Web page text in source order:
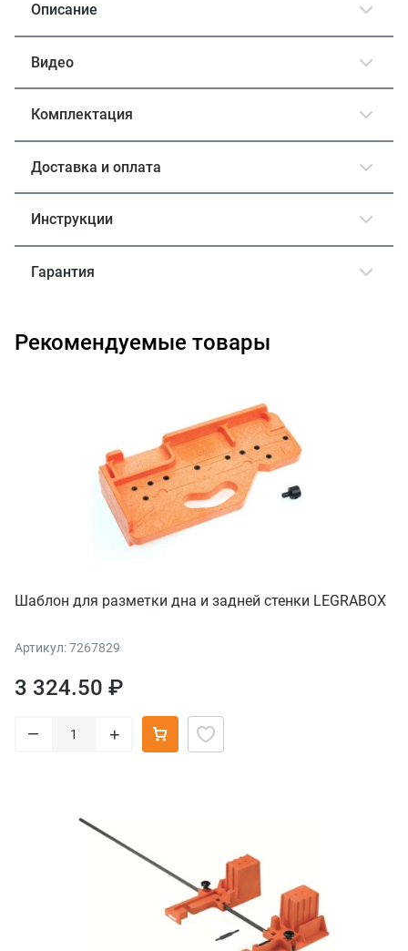
Описание
Видео
Комплектация
Доставка и оплата
Инструкции
Гарантия
Рекомендуемые товары
Шаблон для разметки дна и задней стенки LEGRABOX
Артикул: 7267829
3 324.50 ₽
– +